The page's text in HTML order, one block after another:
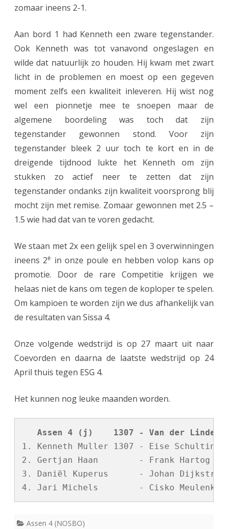
zomaar ineens 2-1.
Aan bord 1 had Kenneth een zware tegenstander.
Ook Kenneth was tot vanavond ongeslagen en
wilde dat natuurlijk zo houden. Hij kwam met zwart
licht in de problemen en moest op een gegeven
moment zelfs een kwaliteit inleveren. Hij wist nog
wel een pionnetje mee te snoepen maar de
algemene boordeling was toch dat zijn
tegenstander gewonnen stond. Voor zijn
tegenstander bleek 2 uur toch te kort en in de
dreigende tijdnood lukte het Kenneth om zijn
stukken zo actief neer te zetten dat zijn
tegenstander ondanks zijn kwaliteit voorsprong blij
mocht zijn met remise. Zomaar gewonnen met 2.5 –
1.5 wie had dat van te voren gedacht.
We staan met 2x een gelijk spel en 3 overwinningen
ineens 2e in onze poule en hebben volop kans op
promotie. Door de rare Competitie krijgen we
helaas niet de kans om tegen de koploper te spelen.
Om kampioen te worden zijn we dus afhankelijk van
de resultaten van Sissa 4.
Onze volgende wedstrijd is op 27 maart uit naar
Coevorden en daarna de laatste wedstrijd op 24
April thuis tegen ESG 4.
Het kunnen nog leuke maanden worden.
Assen 4 (j)    1307 - Van der Linde
1. Kenneth Muller 1307 - Eise
2. Gertjan Haan        - Frank Hartog
3. Daniël Kuperus      - Johan Dijkstra
Assen 4 (NOSBO)